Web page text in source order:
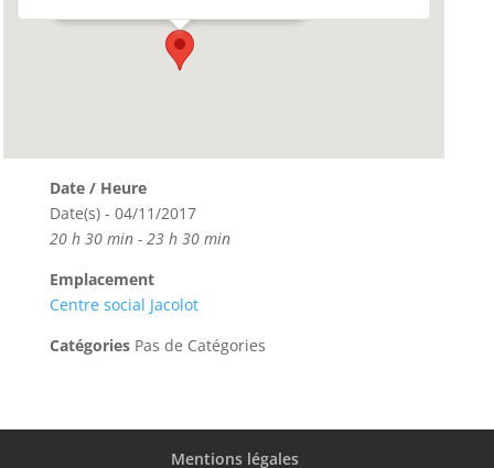
Date / Heure
Date(s) - 04/11/2017
20 h 30 min - 23 h 30 min
Emplacement
Centre social Jacolot
CatégoriesPas de Catégories
Mentions légales